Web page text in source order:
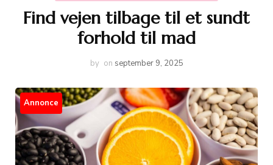
Find vejen tilbage til et sundt
forhold til mad
by on september 9, 2025
Annonce